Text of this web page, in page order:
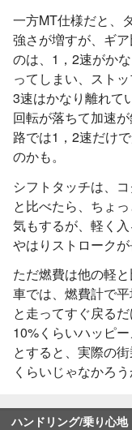
一方MT仕様だと、
強さが増すが、ギ
のは、1，2速がか
ってしまい、スト
3速はかなり離れて
回転が落ちて加速
路では1，2速だけ
のかも。
シフトタッチは、
と比べたら、ちょ
気もするが、軽く
やはりストロークが
ただ燃費は他の軽
車では、燃費計で
と走ってすぐ戻る
10%くらいハッピ
とすると、実際の
くらいじゃなかろう
ハンドリング/乗り心地